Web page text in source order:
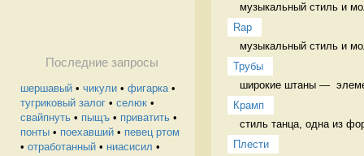
Последние запросы
шершавый • чикули • фигарка•
тугриковый залог • селюк •
свайпнуть • пыщъ • приватить •
понты • поехавший • певец ртом
• отработанный • ниасисил •
музыкальный стиль и
Rap
музыкальный стиль и
Трубы
широкие штаны —
Крамп
стиль танца, одна из
Плести